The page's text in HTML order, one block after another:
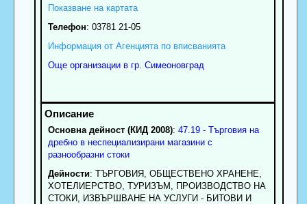
Показване на картата
Телефон: 03781 21-05
Информация от Агенцията по вписванията
Още организации в гр. Симеоновград
Основна дейност (КИД 2008): 47.19 - Търговия на
дребно в неспециализирани магазини с
разнообразни стоки
Дейности: TЪPГOBИЯ, OБЩECTBEHO XPAHEHE,
XOTEЛИEPCTBO, TУPИЗЪM, ПРОИЗВОДСТВО НА
СТОКИ, ИЗВЪРШВАНЕ НА УСЛУГИ - БИТОВИ И